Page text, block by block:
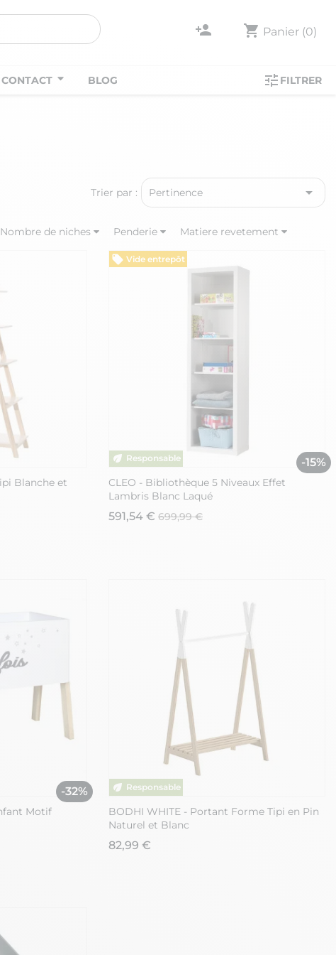
person_add shopping_cart Panier (0)
CONTACT BLOG tune FILTRER
Trier par : Pertinence 
Nombre de niches Penderie Matiere revetement
Blanche et
Vide entrepôt
-15%
CLEO - Bibliothèque 5 Niveaux Effet
Lambris Blanc Laqué
591,54 € 699,99 €
-32%
Motif
BODHI WHITE - Portant Forme Tipi en Pin
Naturel et Blanc
82,99 €